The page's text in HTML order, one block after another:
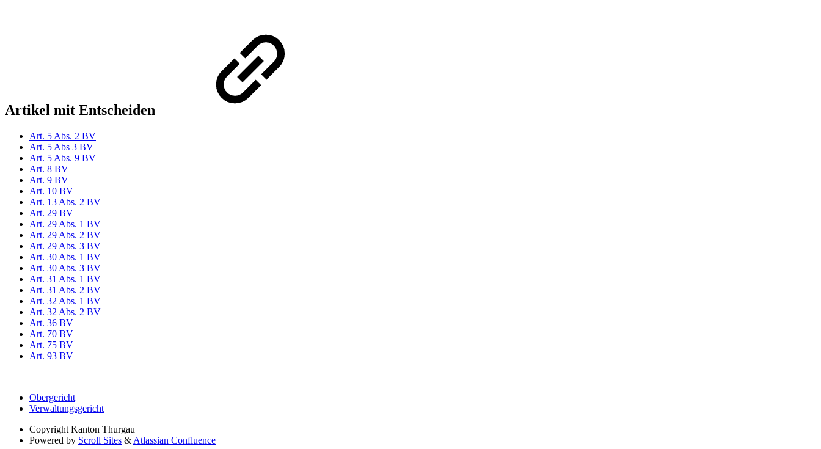
Artikel mit Entscheiden
Art. 5 Abs. 2 BV
Art. 5 Abs 3 BV
Art. 5 Abs. 9 BV
Art. 8 BV
Art. 9 BV
Art. 10 BV
Art. 13 Abs. 2 BV
Art. 29 BV
Art. 29 Abs. 1 BV
Art. 29 Abs. 2 BV
Art. 29 Abs. 3 BV
Art. 30 Abs. 1 BV
Art. 30 Abs. 3 BV
Art. 31 Abs. 1 BV
Art. 31 Abs. 2 BV
Art. 32 Abs. 1 BV
Art. 32 Abs. 2 BV
Art. 36 BV
Art. 70 BV
Art. 75 BV
Art. 93 BV
Obergericht
Verwaltungsgericht
Copyright Kanton Thurgau
Powered by Scroll Sites & Atlassian Confluence